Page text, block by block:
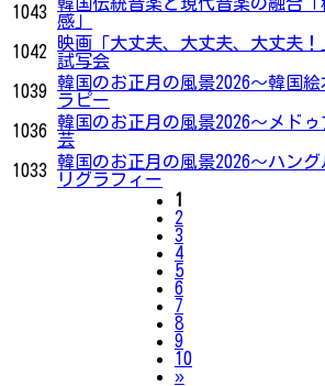
1043 感」
1042
映画「大丈夫、大丈夫、大丈夫！
試写会
1039 韓国のお正月の風景2026〜韓国絵
ラピー
1036 韓国のお正月の風景2026〜メドゥ
芸
1033 韓国のお正月の風景2026〜ハング
リグラフィー
1
2
3
4
5
6
7
8
9
10
»Next